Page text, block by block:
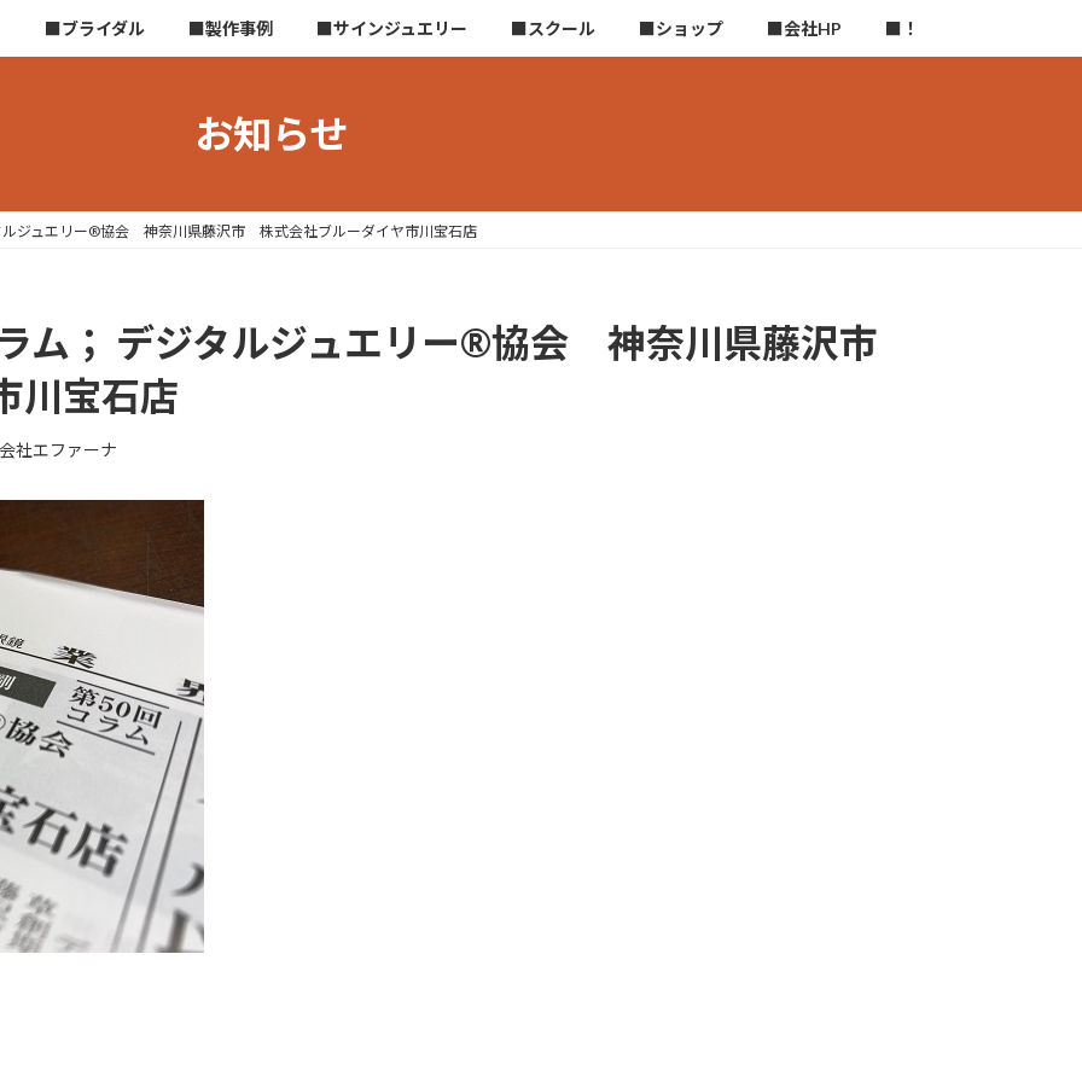
■ブライダル ■製作事例 ■サインジュエリー ■スクール ■ショップ ■会社HP ■！
お知らせ
ルジュエリー®協会 神奈川県藤沢市 株式会社ブルーダイヤ市川宝石店
ム； デジタルジュエリー®協会 神奈川県藤沢市
川宝石店
社エファーナ